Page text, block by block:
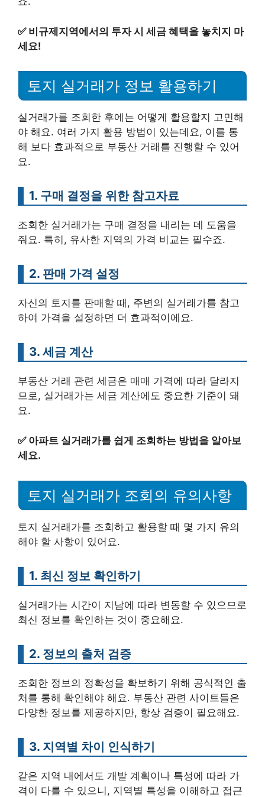
✅ 비규제지역에서의 투자 시 세금 혜택을 놓치지 마
세요!
토지 실거래가 정보 활용하기
실거래가를 조회한 후에는 어떻게 활용할지 고민해
야 해요. 여러 가지 활용 방법이 있는데요, 이를 통
해 보다 효과적으로 부동산 거래를 진행할 수 있어
요.
1. 구매 결정을 위한 참고자료
조회한 실거래가는 구매 결정을 내리는 데 도움을
줘요. 특히, 유사한 지역의 가격 비교는 필수죠.
2. 판매 가격 설정
자신의 토지를 판매할 때, 주변의 실거래가를 참고
하여 가격을 설정하면 더 효과적이에요.
3. 세금 계산
부동산 거래 관련 세금은 매매 가격에 따라 달라지
므로, 실거래가는 세금 계산에도 중요한 기준이 돼
요.
✅ 아파트 실거래가를 쉽게 조회하는 방법을 알아보
세요.
토지 실거래가 조회의 유의사항
토지 실거래가를 조회하고 활용할 때 몇 가지 유의
해야 할 사항이 있어요.
1. 최신 정보 확인하기
실거래가는 시간이 지남에 따라 변동할 수 있으므로
최신 정보를 확인하는 것이 중요해요.
2. 정보의 출처 검증
조회한 정보의 정확성을 확보하기 위해 공식적인 출
처를 통해 확인해야 해요. 부동산 관련 사이트들은
다양한 정보를 제공하지만, 항상 검증이 필요해요.
3. 지역별 차이 인식하기
같은 지역 내에서도 개발 계획이나 특성에 따라 가
격이 다를 수 있으니, 지역별 특성을 이해하고 접근